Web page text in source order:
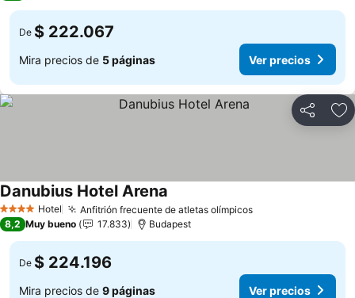
De $ 222.067
Mira precios de 5 páginas Ver precios
Compartir
4 EstrellasHotel Anfitrión frecuente de atletas olímpicos
Danubius Hotel Arena
8,2 Muy bueno 17.833 Budapest
De $ 224.196
Mira precios de 9 páginas Ver precios